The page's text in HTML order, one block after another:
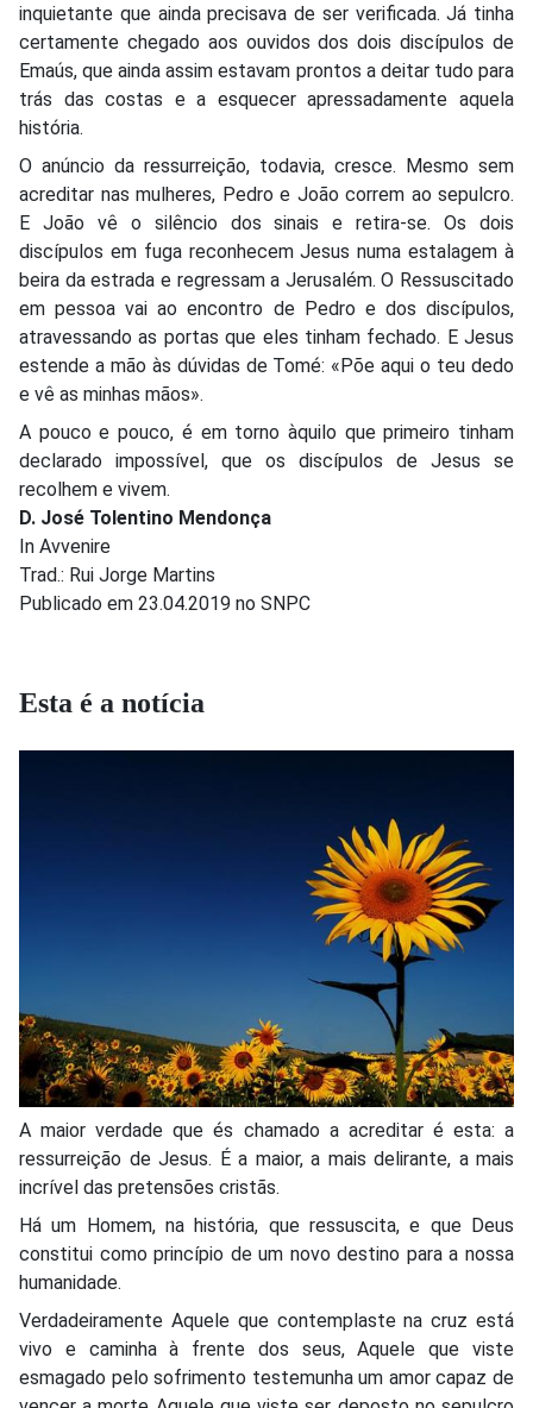
inquietante que ainda precisava de ser verificada. Já tinha
certamente chegado aos ouvidos dos dois discípulos de
Emaús, que ainda assim estavam prontos a deitar tudo para
trás das costas e a esquecer apressadamente aquela
história.
O anúncio da ressurreição, todavia, cresce. Mesmo sem
acreditar nas mulheres, Pedro e João correm ao sepulcro.
E João vê o silêncio dos sinais e retira-se. Os dois
discípulos em fuga reconhecem Jesus numa estalagem à
beira da estrada e regressam a Jerusalém. O Ressuscitado
em pessoa vai ao encontro de Pedro e dos discípulos,
atravessando as portas que eles tinham fechado. E Jesus
estende a mão às dúvidas de Tomé: «Põe aqui o teu dedo
e vê as minhas mãos».
A pouco e pouco, é em torno àquilo que primeiro tinham
declarado impossível, que os discípulos de Jesus se
recolhem e vivem.
D. José Tolentino Mendonça
In Avvenire
Trad.: Rui Jorge Martins
Publicado em 23.04.2019 no SNPC
Esta é a notícia
A maior verdade que és chamado a acreditar é esta: a
ressurreição de Jesus. É a maior, a mais delirante, a mais
incrível das pretensões cristãs.
Há um Homem, na história, que ressuscita, e que Deus
constitui como princípio de um novo destino para a nossa
humanidade.
Verdadeiramente Aquele que contemplaste na cruz está
vivo e caminha à frente dos seus, Aquele que viste
esmagado pelo sofrimento testemunha um amor capaz de